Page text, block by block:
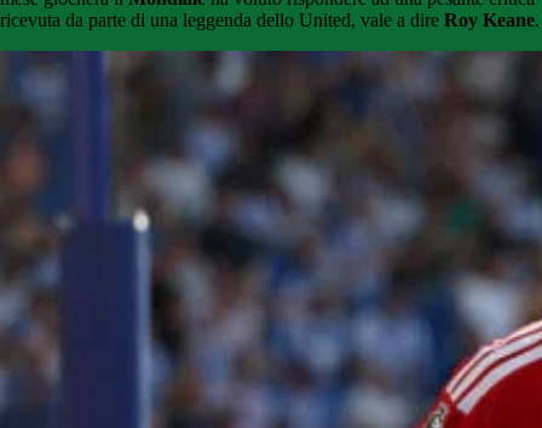
ricevuta da parte di una leggenda dello United, vale a dire Roy Keane.